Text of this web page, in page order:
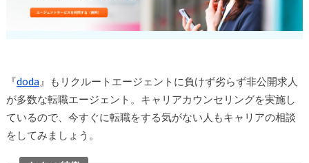
『doda』もリクルートエージェントに負けず劣らず非公開求人
が多数な転職エージェント。キャリアカウンセリングを実施し
ているので、今すぐに転職をする気がない人もキャリアの相談
をしてみましょう。